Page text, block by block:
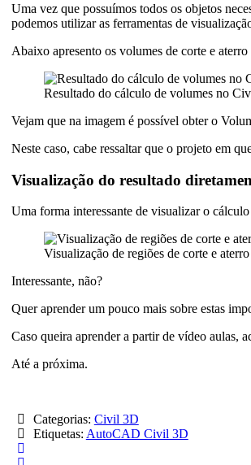
Uma vez que possuímos todos os objetos
podemos utilizar as ferramentas de
Abaixo apresento os volumes de corte e
Resultado do cálculo de volumes no
Vejam que na imagem é possível obter o
Neste caso, cabe ressaltar que o projeto em
Visualização do resultado
Uma forma interessante de visualizar o
Visualização de regiões de corte e
Interessante, não?
Quer aprender um pouco mais sobre estas
Caso queira aprender a partir de vídeo aulas,
Até a próxima.
Categorias: Civil 3D
Etiquetas: AutoCAD Civil 3D